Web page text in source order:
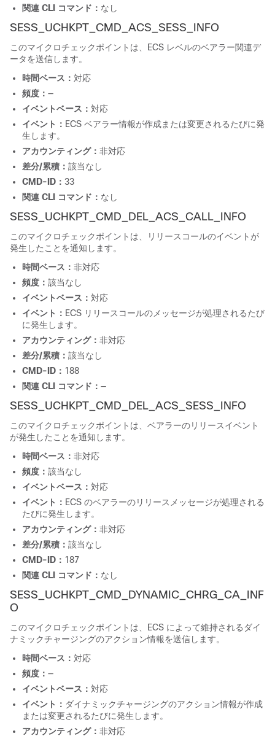
関連 CLI コマンド： なし
SESS_UCHKPT_CMD_ACS_SESS_INFO
このマイクロチェックポイントは、ECS レベルのベアラー関連デ
ータを送信します。
時間ベース： 対応
頻度： —
イベントベース： 対応
イベント： ECS ベアラー情報が作成または変更されるたびに発
生します。
アカウンティング： 非対応
差分/累積： 該当なし
CMD-ID： 33
関連 CLI コマンド： なし
SESS_UCHKPT_CMD_DEL_ACS_CALL_INFO
このマイクロチェックポイントは、リリースコールのイベントが
発生したことを通知します。
時間ベース： 非対応
頻度： 該当なし
イベントベース： 対応
イベント： ECS リリースコールのメッセージが処理されるたび
に発生します。
アカウンティング： 非対応
差分/累積： 該当なし
CMD-ID： 188
関連 CLI コマンド： —
SESS_UCHKPT_CMD_DEL_ACS_SESS_INFO
このマイクロチェックポイントは、ベアラーのリリースイベント
が発生したことを通知します。
時間ベース： 非対応
頻度： 該当なし
イベントベース： 対応
イベント： ECS のベアラーのリリースメッセージが処理される
たびに発生します。
アカウンティング： 非対応
差分/累積： 該当なし
CMD-ID： 187
関連 CLI コマンド： なし
SESS_UCHKPT_CMD_DYNAMIC_CHRG_CA_INF
O
このマイクロチェックポイントは、ECS によって維持されるダイ
ナミックチャージングのアクション情報を送信します。
時間ベース： 対応
頻度： —
イベントベース： 対応
イベント： ダイナミックチャージングのアクション情報が作成
または変更されるたびに発生します。
アカウンティング： 非対応